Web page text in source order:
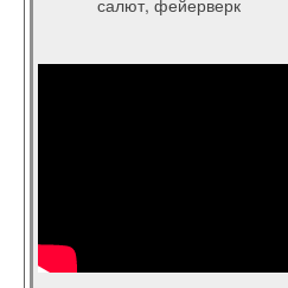
салют, фейерверк